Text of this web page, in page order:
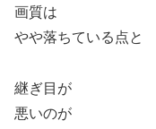
画質は
やや落ちている点と
継ぎ目が
悪いのが